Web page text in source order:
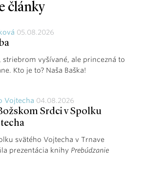
články
05.08.2026
striebrom vyšívané, ale princezná to
Kto je to? Naša Baška!
Vojtecha 04.08.2026
Srdci v Spolku
svätého Vojtecha v Trnave
prezentácia knihy Prebúdzanie